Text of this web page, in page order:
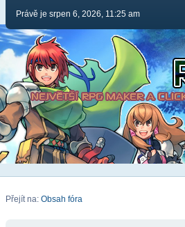
Právě je srpen 6, 2026, 11:25 am
Přejít na: Obsah fóra